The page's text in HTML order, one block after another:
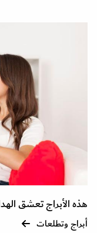
هذه الأبراج تعشق
أبراج وتطلعات